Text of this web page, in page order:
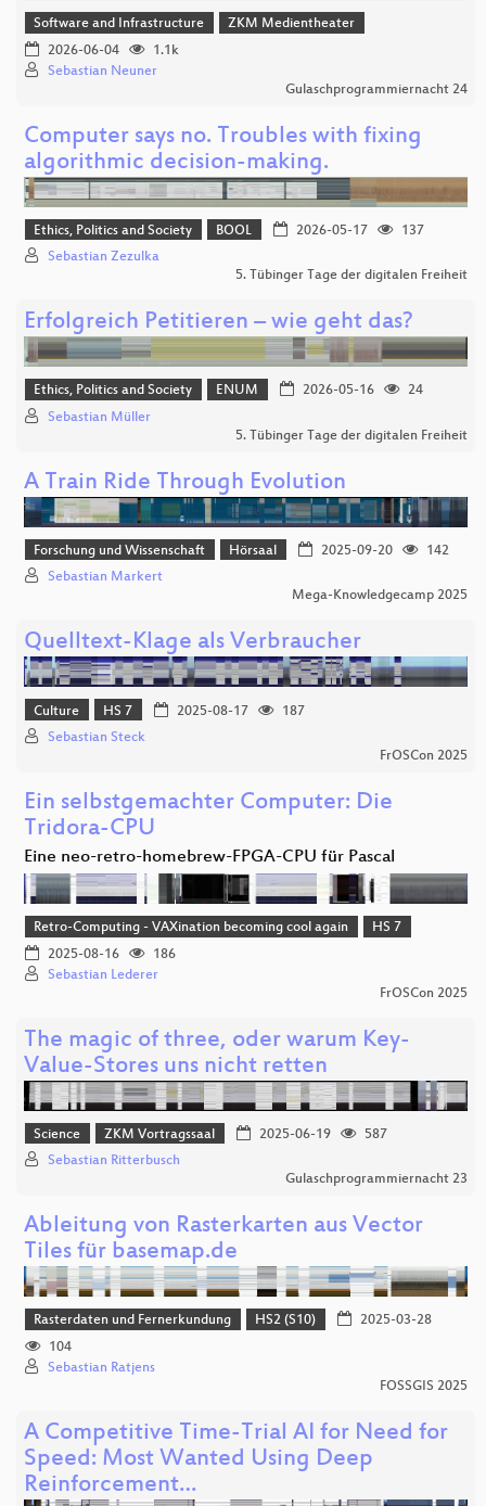
Software and Infrastructure
ZKM Medientheater
2026-06-04
1.1k
Sebastian Neuner
Gulaschprogrammiernacht 24
Computer says no. Troubles with fixing
algorithmic decision-making.
Ethics, Politics and Society BOOL 2026-05-17
137
Sebastian Zezulka
5. Tübinger Tage der digitalen Freiheit
Erfolgreich Petitieren – wie geht das?
Ethics, Politics and Society ENUM 2026-05-16
24
Sebastian Müller
5. Tübinger Tage der digitalen Freiheit
A Train Ride Through Evolution
Forschung und Wissenschaft Hörsaal 2025-09-20
142
Sebastian Markert
Mega-Knowledgecamp 2025
Quelltext-Klage als Verbraucher
Culture HS 7 2025-08-17
187
Sebastian Steck
FrOSCon 2025
Ein selbstgemachter Computer: Die
Tridora-CPU
Eine neo-retro-homebrew-FPGA-CPU für Pascal
Retro-Computing - VAXination becoming cool again
HS 7
2025-08-16
186
Sebastian Lederer
FrOSCon 2025
The magic of three, oder warum Key-
Value-Stores uns nicht retten
Science ZKM Vortragssaal 2025-06-19
587
Sebastian Ritterbusch
Gulaschprogrammiernacht 23
Ableitung von Rasterkarten aus Vector
Tiles für basemap.de
Rasterdaten und Fernerkundung HS2 (S10)
2025-03-28
104
Sebastian Ratjens
FOSSGIS 2025
A Competitive Time-Trial AI for Need for
Speed: Most Wanted Using Deep
Reinforcement…